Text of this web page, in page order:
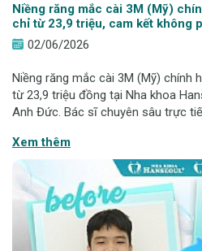
Niềng răng mắc cài 3M (Mỹ)
chỉ từ 23,9 triệu, cam kết không
02/06/2026
Niềng răng mắc cài 3M (Mỹ) chính
từ 23,9 triệu đồng tại Nha khoa
Anh Đức. Bác sĩ chuyên sâu trực
đồng văn bản
Xem thêm